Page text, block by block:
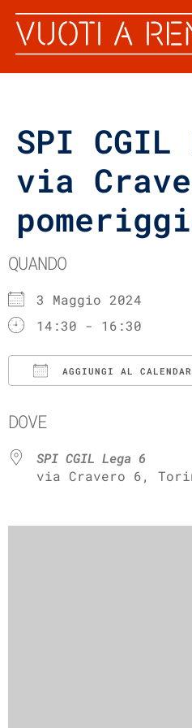
SPI
via
QUANDO
3 Maggio 2024
14:30 - 16:30
AGGIUNGI AL
DOVE
SPI CGIL Lega 6
via Cravero 6,